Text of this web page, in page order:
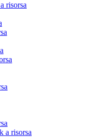
risorsa
a risorsa